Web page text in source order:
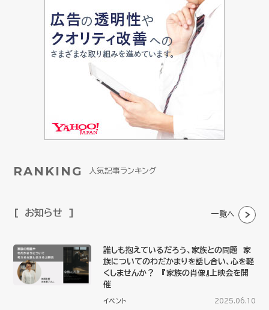
RANKING 人気記事ランキング
お知らせ 一覧へ
誰しも抱えているだろう、家族との問題 家
族についてのわだかまりを話し合い、心を軽
くしませんか？ 『家族の肖像』上映会を開
催
イベント 2025.06.10